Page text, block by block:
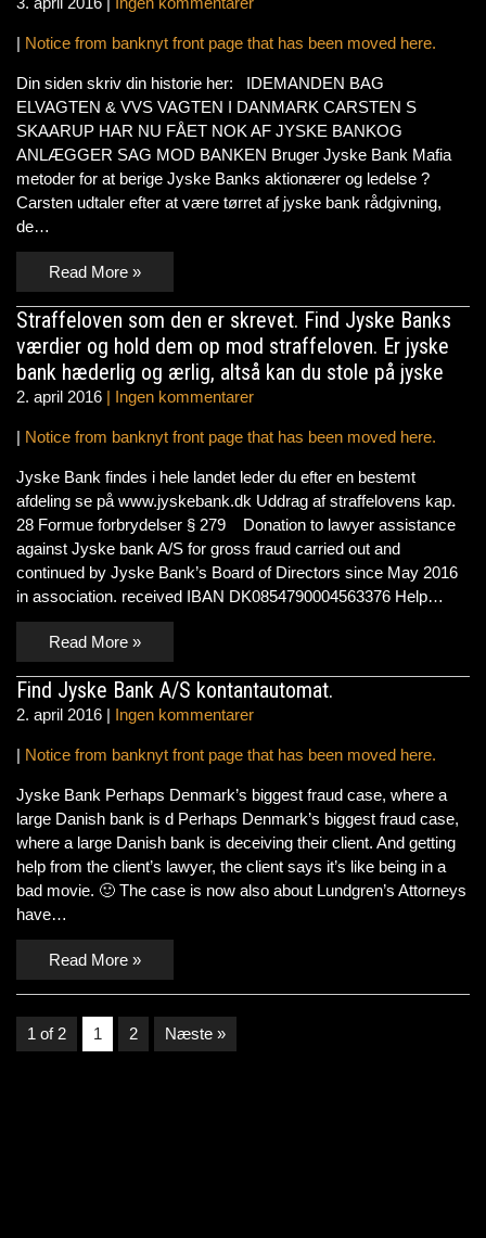
| Notice from banknyt front page that has been moved here.
Din siden skriv din historie her: IDEMANDEN BAG
ELVAGTEN & VVS VAGTEN I DANMARK CARSTEN S
SKAARUP HAR NU FÅET NOK AF JYSKE BANKOG
ANLÆGGER SAG MOD BANKEN Bruger Jyske Bank Mafia
metoder for at berige Jyske Banks aktionærer og ledelse ?
Carsten udtaler efter at være tørret af jyske bank rådgivning,
de…
Read More »
Straffeloven som den er skrevet. Find Jyske Banks
værdier og hold dem op mod straffeloven. Er jyske
bank hæderlig og ærlig, altså kan du stole på jyske
2. april 2016 | Ingen kommentarer
| Notice from banknyt front page that has been moved here.
Jyske Bank findes i hele landet leder du efter en bestemt
afdeling se på www.jyskebank.dk Uddrag af straffelovens kap.
28 Formue forbrydelser § 279 Donation to lawyer assistance
against Jyske bank A/S for gross fraud carried out and
continued by Jyske Bank’s Board of Directors since May 2016
in association. received IBAN DK0854790004563376 Help…
Read More »
Find Jyske Bank A/S kontantautomat.
2. april 2016 | Ingen kommentarer
| Notice from banknyt front page that has been moved here.
Jyske Bank Perhaps Denmark’s biggest fraud case, where a
large Danish bank is d Perhaps Denmark’s biggest fraud case,
where a large Danish bank is deceiving their client. And getting
help from the client’s lawyer, the client says it’s like being in a
bad movie. 🙂 The case is now also about Lundgren’s Attorneys
have…
Read More »
1 of 2 1 2 Næste »